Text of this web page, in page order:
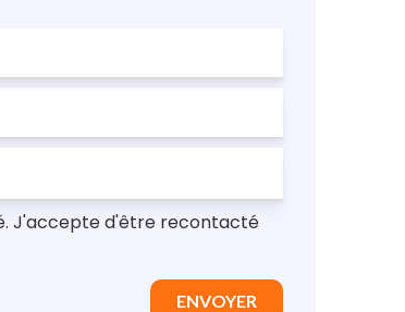
J'accepte d'être recontacté
ENVOYER